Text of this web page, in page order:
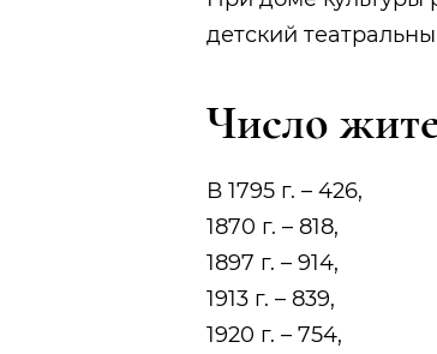
детский
Число
В 1795 г. – 426,
1870 г. – 818,
1897 г. – 914,
1913 г. – 839,
1920 г. – 754,